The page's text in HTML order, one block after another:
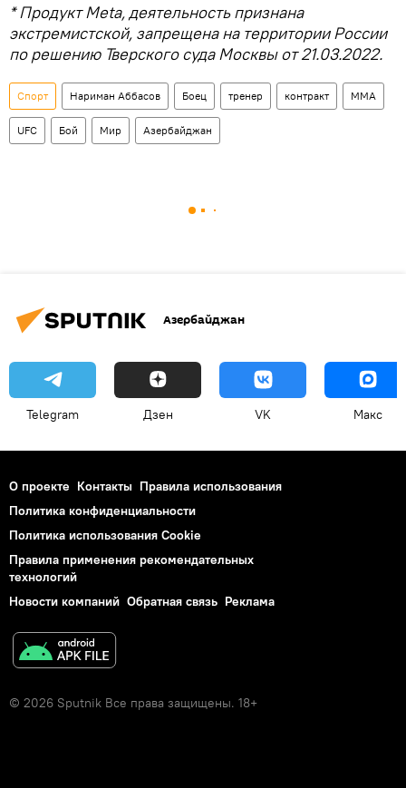
* Продукт Meta, деятельность признана
экстремистской, запрещена на территории России
по решению Тверского суда Москвы от 21.03.2022.
Спорт Нариман Аббасов Боец тренер контракт MMA
UFC Бой Мир Азербайджан
Азербайджан
Telegram Дзен VK Макс
О проекте Контакты Правила использования
Политика конфиденциальности
Политика использования Cookie
Правила применения рекомендательных
технологий
Новости компаний Обратная связь Реклама
© 2026 Sputnik Все права защищены. 18+